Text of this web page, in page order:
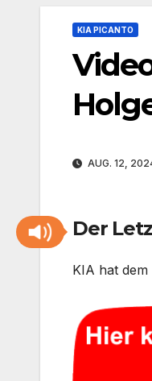
KIA PICANTO
AUG. 12,
Der
KIA hat